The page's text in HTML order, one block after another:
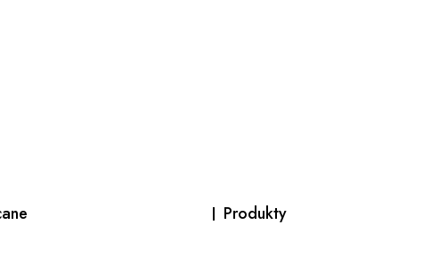
Produkty